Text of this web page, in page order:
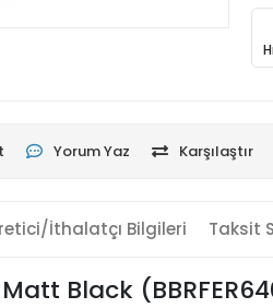
Yorum Yaz Karşılaştır
İthalatçı Bilgileri Taksit
Black